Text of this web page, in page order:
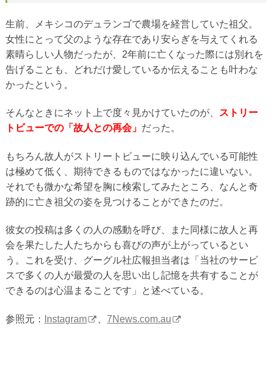
生前、メキシコのデュランゴで農場を経営していた祖父。
女性にとって父のような存在であり安らぎを与えてくれる
素晴らしい人物だったが、2年前に亡くなった際には別れを
告げることも、どれだけ愛しているか伝えることも叶わな
かったという。
そんなときにネット上で度々見かけていたのが、
ストリー
トビューでの「故人との再会」 だった。
もちろん故人がストリートビューに映り込んでいる可能性
は極めて低く、期待できるものではなかったに違いない。
それでも微かな希望を胸に検索してみたところ、なんと奇
跡的に亡き祖父の姿を見つけることができたのだ。
彼女の投稿は多くの人の感動を呼び、また同様に故人と再
会を果たした人たちからも喜びの声が上がっているとい
う。これを受け、グーグル社広報担当者は「当社のサービ
スで多くの人が最愛の人を思い出し記憶を共有することが
できるのは心温まることです」と述べている。
参照元： Instagram 、7News.com.au